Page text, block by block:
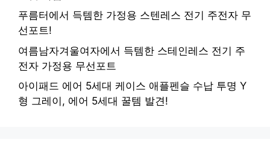
푸름터에서 득템한 가정용 스텐레스 전기 주전자 무
선포트!
여름남자겨울여자에서 득템한 스테인레스 전기 주
전자 가정용 무선포트
아이패드 에어 5세대 케이스 애플펜슬 수납 투명 Y
형 그레이, 에어 5세대 꿀템 발견!